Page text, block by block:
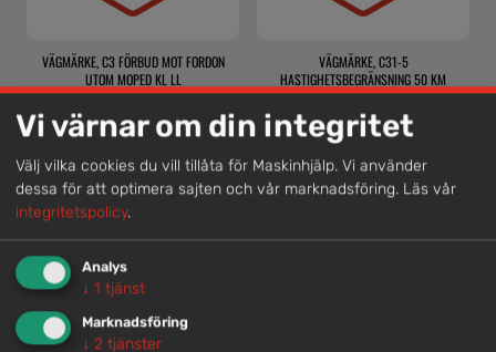
VÄGMÄRKE, C3 FÖRBUD MOT FORDON
UTOM MOPED KL LL
VÄGMÄRKE, C31-5
HASTIGHETSBEGRÄNSNING 50 KM
VÄGMÄRKE, C31-9
HASTIGHETSBEGRÄNSNING 90 KM
Vi värnar om din integritet
Välj vilka cookies du vill tillåta för Maskinhjälp. Vi använder
dessa för att optimera sajten och vår marknadsföring. Läs vår
integritetspolicy.
Analys
↓ 1 tjänst
Marknadsföring
↓ 2 tjänster